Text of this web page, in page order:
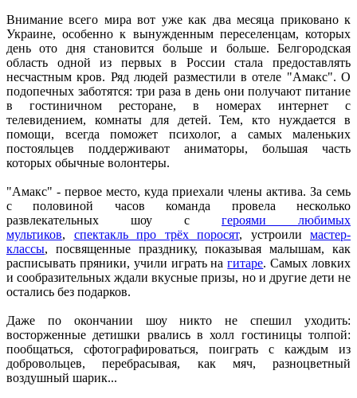
Внимание всего мира вот уже как два месяца приковано к
Украине, особенно к вынужденным переселенцам, которых
день ото дня становится больше и больше. Белгородская
область одной из первых в России стала предоставлять
несчастным кров. Ряд людей разместили в отеле "Амакс". О
подопечных заботятся: три раза в день они получают питание
в гостиничном ресторане, в номерах интернет с
телевидением, комнаты для детей. Тем, кто нуждается в
помощи, всегда поможет психолог, а самых маленьких
постояльцев поддерживают аниматоры, большая часть
которых обычные волонтеры.
"Амакс" - первое место, куда приехали члены актива. За семь
с половиной часов команда провела несколько
развлекательных шоу с героями любимых
мультиков, спектакль про трёх поросят, устроили мастер-
классы, посвященные празднику, показывая малышам, как
расписывать пряники, учили играть нагитаре. Самых ловких
и сообразительных ждали вкусные призы, но и другие дети не
остались без подарков.
Даже по окончании шоу никто не спешил уходить:
восторженные детишки рвались в холл гостиницы толпой:
пообщаться, сфотографироваться, поиграть с каждым из
добровольцев, перебрасывая, как мяч, разноцветный
воздушный шарик...